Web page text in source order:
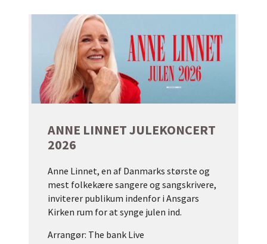
ANNE LINNET JULEKONCERT
2026
Anne Linnet, en af Danmarks største og
mest folkekære sangere og sangskrivere,
inviterer publikum indenfor i Ansgars
Kirken rum for at synge julen ind.
Arrangør: The bank Live